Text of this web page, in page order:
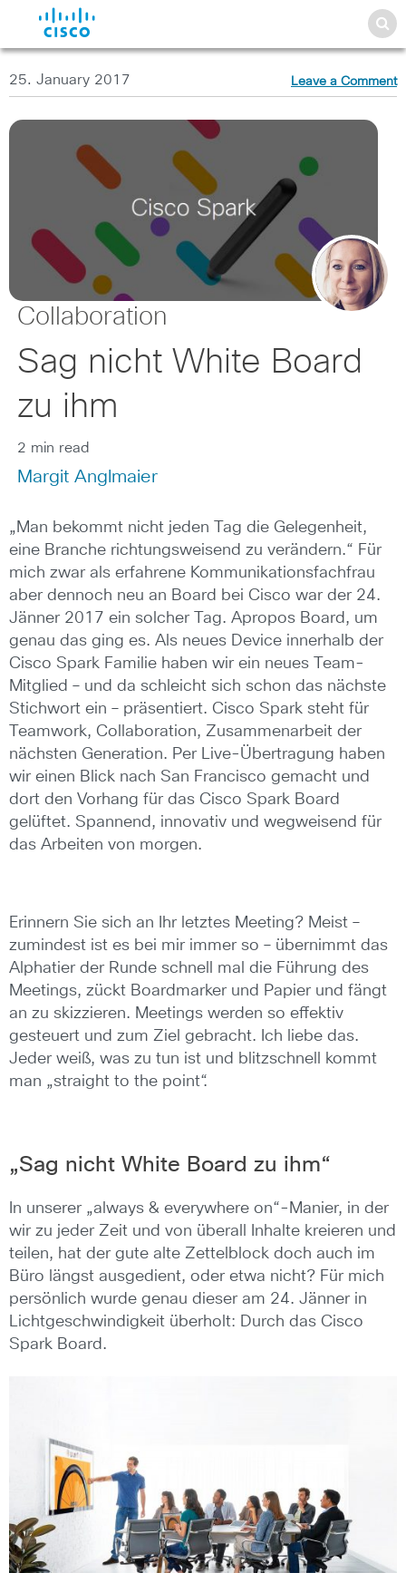
25. January 2017 Leave a Comment
Collaboration
Sag nicht White Board
zu ihm
2 min read
Margit Anglmaier
„Man bekommt nicht jeden Tag die Gelegenheit,
eine Branche richtungsweisend zu verändern.“ Für
mich zwar als erfahrene Kommunikationsfachfrau
aber dennoch neu an Board bei Cisco war der 24.
Jänner 2017 ein solcher Tag. Apropos Board, um
genau das ging es. Als neues Device innerhalb der
Cisco Spark Familie haben wir ein neues Team-
Mitglied – und da schleicht sich schon das nächste
Stichwort ein – präsentiert. Cisco Spark steht für
Teamwork, Collaboration, Zusammenarbeit der
nächsten Generation. Per Live-Übertragung haben
wir einen Blick nach San Francisco gemacht und
dort den Vorhang für das Cisco Spark Board
gelüftet. Spannend, innovativ und wegweisend für
das Arbeiten von morgen.
Erinnern Sie sich an Ihr letztes Meeting? Meist –
zumindest ist es bei mir immer so – übernimmt das
Alphatier der Runde schnell mal die Führung des
Meetings, zückt Boardmarker und Papier und fängt
an zu skizzieren. Meetings werden so effektiv
gesteuert und zum Ziel gebracht. Ich liebe das.
Jeder weiß, was zu tun ist und blitzschnell kommt
man „straight to the point“.
„Sag nicht White Board zu ihm“
In unserer „always & everywhere on“-Manier, in der
wir zu jeder Zeit und von überall Inhalte kreieren und
teilen, hat der gute alte Zettelblock doch auch im
Büro längst ausgedient, oder etwa nicht? Für mich
persönlich wurde genau dieser am 24. Jänner in
Lichtgeschwindigkeit überholt: Durch das Cisco
Spark Board.